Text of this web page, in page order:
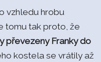
vzhledu hrobu
tomu tak proto, že
převezeny Franky do
kostela se vrátily až